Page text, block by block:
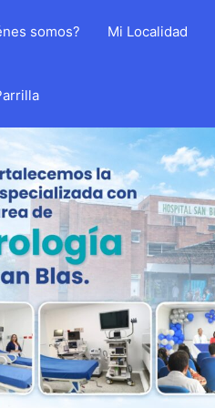
somos? Mi Localidad